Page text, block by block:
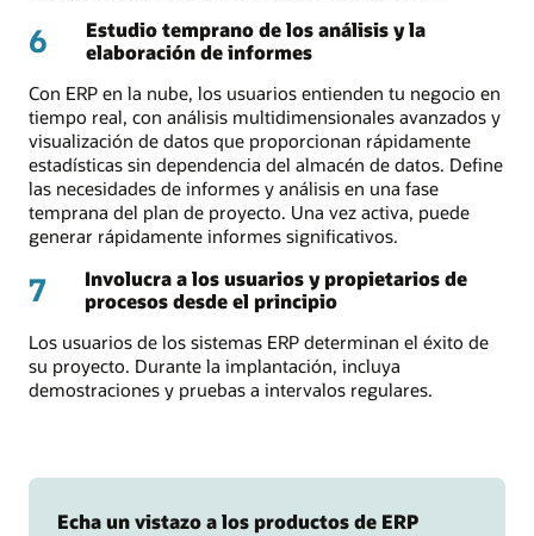
6
Estudio temprano de los análisis y la
elaboración de informes
Con ERP en la nube, los usuarios entienden tu negocio en
tiempo real, con análisis multidimensionales avanzados y
visualización de datos que proporcionan rápidamente
estadísticas sin dependencia del almacén de datos. Define
las necesidades de informes y análisis en una fase
temprana del plan de proyecto. Una vez activa, puede
generar rápidamente informes significativos.
7
Involucra a los usuarios y propietarios de
procesos desde el principio
Los usuarios de los sistemas ERP determinan el éxito de
su proyecto. Durante la implantación, incluya
demostraciones y pruebas a intervalos regulares.
Echa un vistazo a los productos de ERP